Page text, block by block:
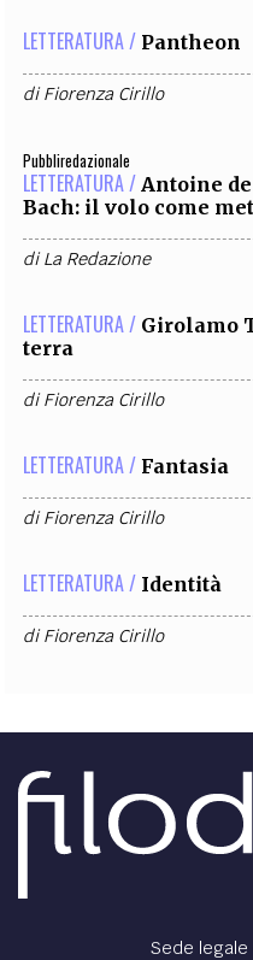
LETTERATURA / Pantheon
diFiorenza Cirillo
Pubbliredazionale
LETTERATURA / Antoine
Bach: il volo come
diLa Redazione
LETTERATURA / Girolamo
terra
diFiorenza Cirillo
LETTERATURA / Fantasia
diFiorenza Cirillo
LETTERATURA / Identità
diFiorenza Cirillo
Sede